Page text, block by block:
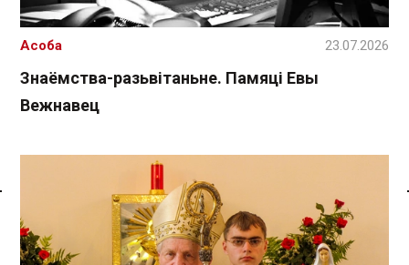
Спасылка без VPN
Знаёмства-разьвітаньне. Памяці Евы
Вежнавец
Асоба 23.07.2026